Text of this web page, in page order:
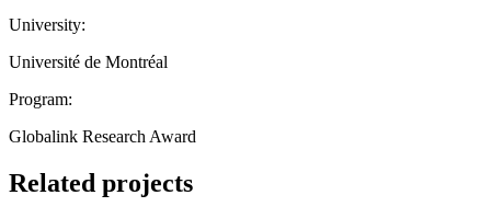
University:
Université de Montréal
Program:
Globalink Research Award
Related projects